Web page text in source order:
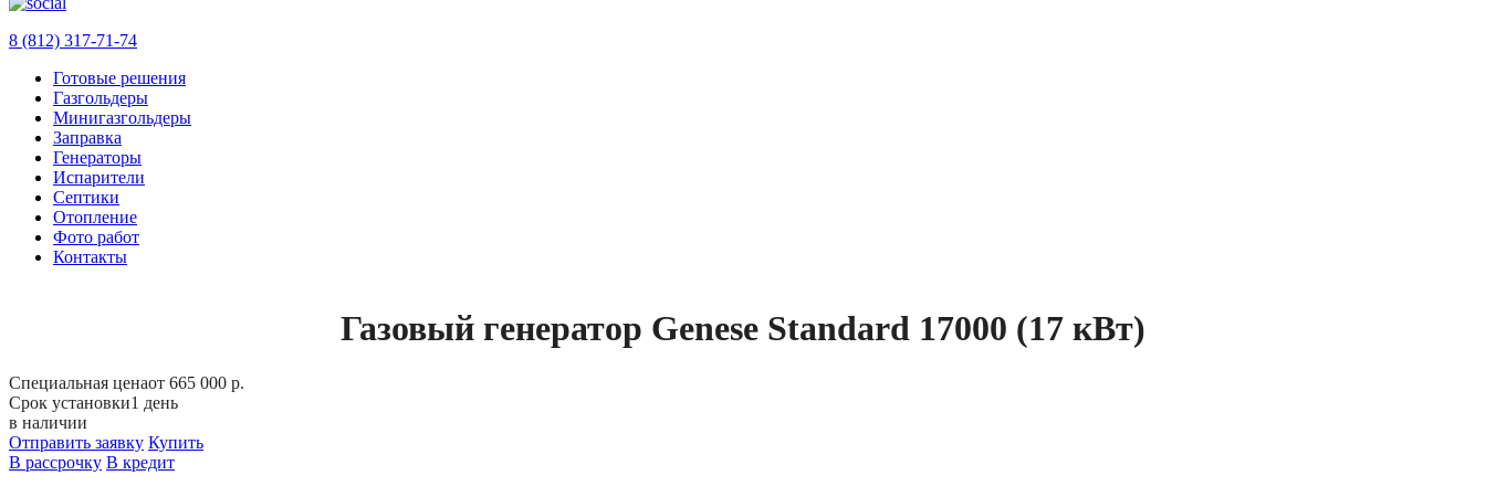
8 (812) 317-71-74
Готовые решения
Газгольдеры
Минигазгольдеры
Заправка
Генераторы
Испарители
Септики
Отопление
Фото работ
Контакты
Газовый генератор Genese Standard 17000 (17 кВт)
Специальная ценаот 665 000 р.
Срок установки1 день
в наличии
Отправить заявку Купить
В рассрочку В кредит